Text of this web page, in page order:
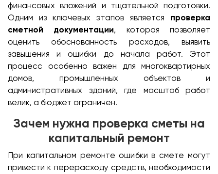
финансовых вложений и тщательной подготовки.
Одним из ключевых этапов является проверка
сметной документации, которая позволяет
оценить обоснованность расходов, выявить
завышения и ошибки до начала работ. Этот
процесс особенно важен для многоквартирных
домов, промышленных объектов и
административных зданий, где масштаб работ
велик, а бюджет ограничен.
Зачем нужна проверка сметы на
капитальный ремонт
При капитальном ремонте ошибки в смете могут
привести к перерасходу средств, необходимости